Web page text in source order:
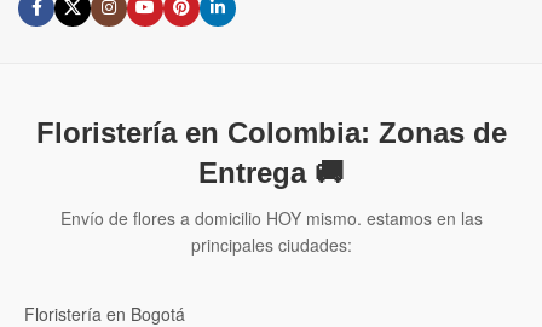
Floristería en Colombia: Zonas de
Entrega 🚚
Envío de flores a domicilio HOY mismo. estamos en las
principales ciudades:
Floristería en Bogotá